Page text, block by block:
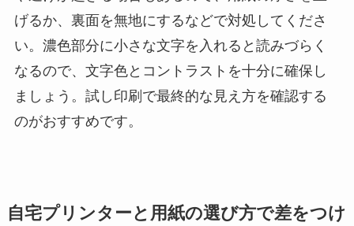
げるか、裏面を無地にするなどで対処してくださ
い。濃色部分に小さな文字を入れると読みづらく
なるので、文字色とコントラストを十分に確保し
ましょう。試し印刷で最終的な見え方を確認する
のがおすすめです。
自宅プリンターと用紙の選び方で差をつけ